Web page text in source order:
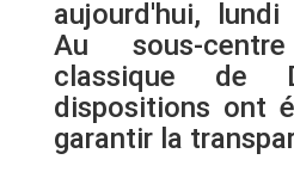
aujourd'hui,
Au sous-
classique de
dispositions ont
garantir la